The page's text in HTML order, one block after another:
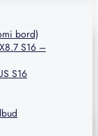
bord)
S16 –
S16